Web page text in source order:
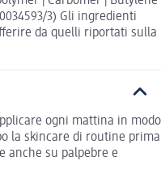
3) Gli ingredienti
da quelli riportati sulla
ogni mattina in modo
la skincare di routine prima
anche su palpebre e